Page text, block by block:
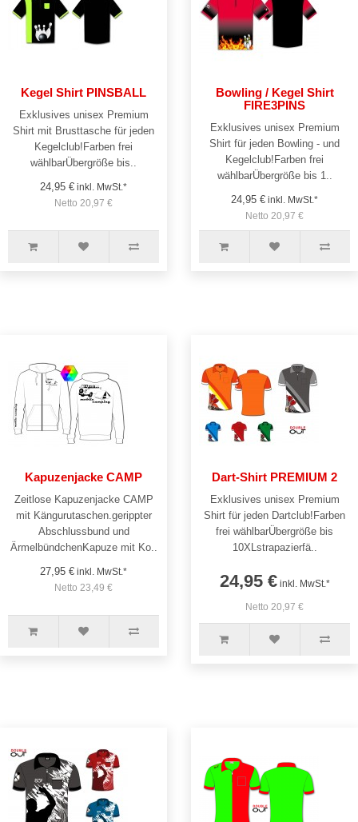
Kegel Shirt PINSBALL
Exklusives unisex Premium
Shirt mit Brusttasche für jeden
Kegelclub!Farben frei
wählbarÜbergröße bis..
24,95 € inkl. MwSt.*
Netto 20,97 €
Bowling / Kegel Shirt
FIRE3PINS
Exklusives unisex Premium
Shirt für jeden Bowling - und
Kegelclub!Farben frei
wählbarÜbergröße bis 1..
24,95 € inkl. MwSt.*
Netto 20,97 €
Kapuzenjacke CAMP
Zeitlose Kapuzenjacke CAMP
mit Kängurutaschen.gerippter
Abschlussbund und
ÄrmelbündchenKapuze mit Ko..
27,95 € inkl. MwSt.*
Netto 23,49 €
Dart-Shirt PREMIUM 2
Exklusives unisex Premium
Shirt für jeden Dartclub!Farben
frei wählbarÜbergröße bis
10XLstrapazierfä..
24,95 €inkl. MwSt.*
Netto 20,97 €